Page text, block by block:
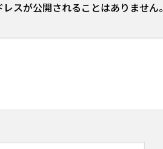
スが公開されることはありません。